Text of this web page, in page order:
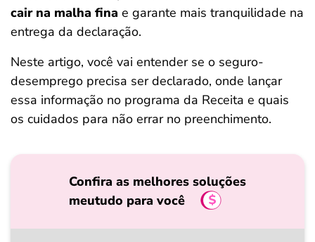
cair na malha fina e garante mais tranquilidade na
entrega da declaração.
Neste artigo, você vai entender se o seguro-
desemprego precisa ser declarado, onde lançar
essa informação no programa da Receita e quais
os cuidados para não errar no preenchimento.
Confira as melhores soluções
meutudo para você